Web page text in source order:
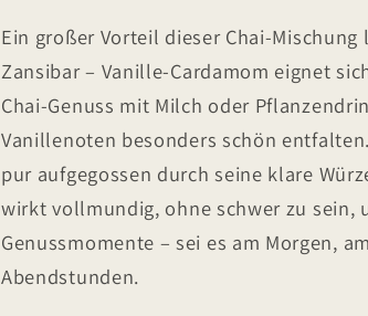
Ein großer Vorteil dieser Chai-
Zansibar – Vanille-Cardamom eignet
Chai-Genuss mit Milch oder
Vanillenoten besonders schön
pur aufgegossen durch seine klare
wirkt vollmundig, ohne schwer zu sein,
Genussmomente – sei es am Morgen,
Abendstunden.